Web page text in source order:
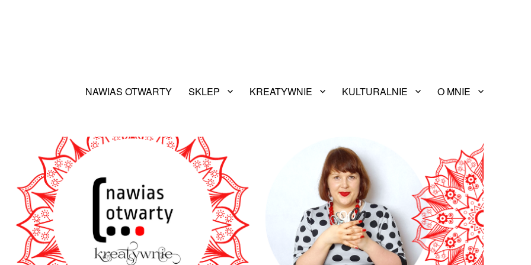
NAWIAS OTWARTY SKLEP KREATYWNIE KULTURALNIE O MNIE